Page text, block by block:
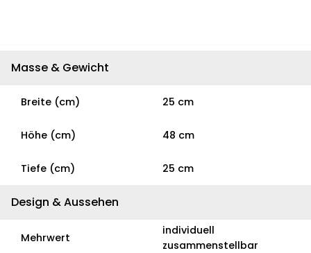
Masse & Gewicht
Breite (cm) 25 cm
Höhe (cm) 48 cm
Tiefe (cm) 25 cm
Design & Aussehen
Mehrwert
individuell
zusammenstellbar